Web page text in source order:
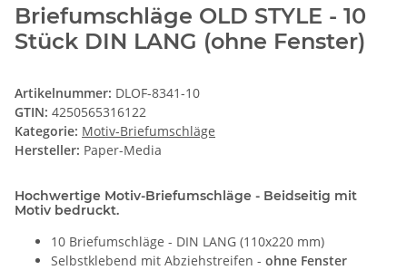
Briefumschläge OLD STYLE - 10
Stück DIN LANG (ohne Fenster)
Artikelnummer: DLOF-8341-10
GTIN: 4250565316122
Kategorie: Motiv-Briefumschläge
Hersteller: Paper-Media
Hochwertige Motiv-Briefumschläge - Beidseitig mit
Motiv bedruckt.
10 Briefumschläge - DIN LANG (110x220 mm)
Selbstklebend mit Abziehstreifen - ohne Fenster